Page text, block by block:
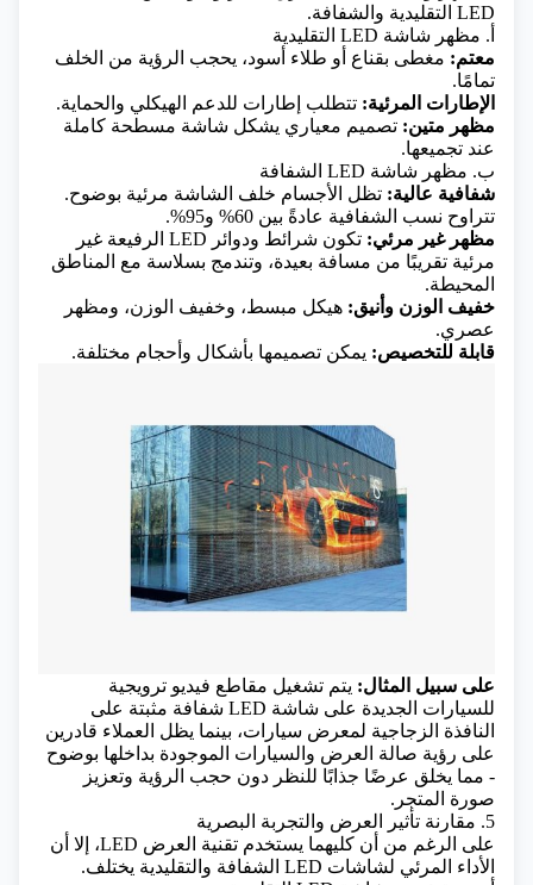
LED التقليدية والشفافة.
أ. مظهر شاشة LED التقليدية
معتم: مغطى بقناع أو طلاء أسود، يحجب الرؤية من الخلف
تمامًا.
الإطارات المرئية: تتطلب إطارات للدعم الهيكلي والحماية.
مظهر متين: تصميم معياري يشكل شاشة مسطحة كاملة
عند تجميعها.
ب. مظهر شاشة LED الشفافة
شفافية عالية: تظل الأجسام خلف الشاشة مرئية بوضوح.
تتراوح نسب الشفافية عادةً بين 60% و95%.
مظهر غير مرئي:
تكون شرائط ودوائر LED الرفيعة غير
مرئية تقريبًا من مسافة بعيدة، وتندمج بسلاسة مع المناطق
المحيطة.
خفيف الوزن وأنيق: هيكل مبسط، وخفيف الوزن، ومظهر
عصري.
قابلة للتخصيص: يمكن تصميمها بأشكال وأحجام مختلفة.
على سبيل المثال: يتم تشغيل مقاطع فيديو ترويجية
للسيارات الجديدة على شاشة LED شفافة مثبتة على
النافذة الزجاجية لمعرض سيارات، بينما يظل العملاء قادرين
على رؤية صالة العرض والسيارات الموجودة بداخلها بوضوح
- مما يخلق عرضًا جذابًا للنظر دون حجب الرؤية وتعزيز
صورة المتجر.
5. مقارنة تأثير العرض والتجربة البصرية
على الرغم من أن كليهما يستخدم تقنية العرض LED، إلا أن
الأداء المرئي لشاشات LED الشفافة والتقليدية يختلف.